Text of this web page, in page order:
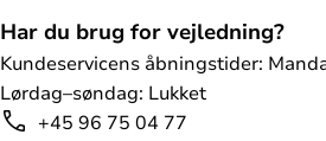
Har du brug for vejledning?
Kundeservicens åbningstider:
Lørdag–søndag: Lukket
+45 96 75 04 77